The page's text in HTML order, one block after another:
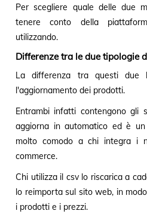
Per scegliere quale delle due
tenere conto della
utilizzando.
Differenze tra le due tipologie
La differenza tra questi due
l'aggiornamento dei prodotti.
Entrambi infatti contengono
aggiorna in automatico ed è
molto comodo a chi integra i
commerce.
Chi utilizza il csv lo riscarica a
lo reimporta sul sito web, in
i prodotti e i prezzi.